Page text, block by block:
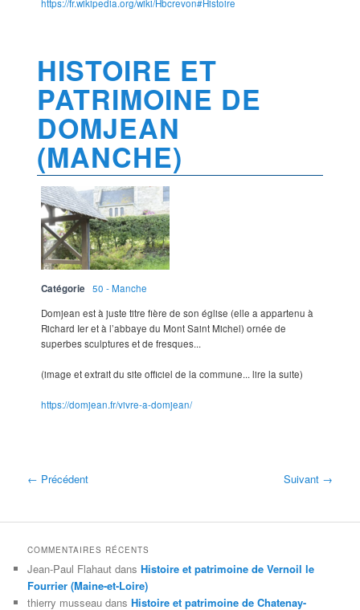
https://fr.wikipedia.org/wiki/Hbcrevon#Histoire
HISTOIRE ET
PATRIMOINE DE
DOMJEAN
(MANCHE)
Catégorie
50 - Manche
Domjean est à juste titre fière de son église (elle a appartenu à
Richard Ier et à l’abbaye du Mont Saint Michel) ornée de
superbes sculptures et de fresques...
(image et extrait du site officiel de la commune... lire la suite)
https://domjean.fr/vivre-a-domjean/
← Précédent Suivant →
COMMENTAIRES RÉCENTS
Jean-Paul Flahaut dansHistoire et patrimoine de Vernoil le
Fourrier (Maine-et-Loire)
thierry musseau dansHistoire et patrimoine de Chatenay-